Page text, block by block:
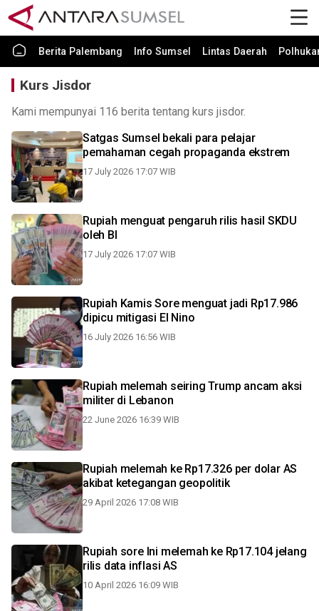
Berita Palembang Info Sumsel Lintas Daerah
Kurs Jisdor
Kami mempunyai 116 berita tentang kurs jisdor.
Satgas Sumsel bekali para pelajar
pemahaman cegah propaganda ekstrem
17 July 2026 17:07 WIB
Rupiah menguat pengaruh rilis hasil SKDU
oleh BI
17 July 2026 17:07 WIB
Rupiah Kamis Sore menguat jadi Rp17.986
dipicu mitigasi El Nino
16 July 2026 16:56 WIB
Rupiah melemah seiring Trump ancam aksi
militer di Lebanon
22 June 2026 16:39 WIB
Rupiah melemah ke Rp17.326 per dolar AS
akibat ketegangan geopolitik
29 April 2026 17:08 WIB
Rupiah sore Ini melemah ke Rp17.104 jelang
rilis data inflasi AS
10 April 2026 16:09 WIB